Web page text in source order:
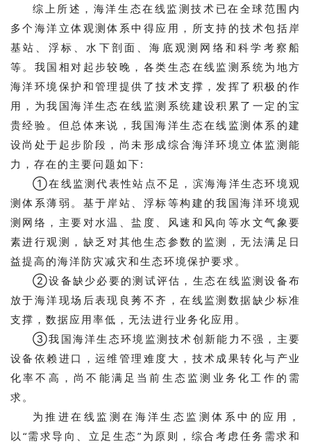
综上所述，海洋生态在线监测技术已在全球范围内
多个海洋立体观测体系中得应用，所支持的技术包括岸
基站、浮标、水下剖面、海底观测网络和科学考察船
等。我国相对起步较晚，各类生态在线监测系统为地方
海洋环境保护和管理提供了技术支撑，发挥了积极的作
用，为我国海洋生态在线监测系统建设积累了一定的宝
贵经验。但总体来说，我国海洋生态在线监测体系的建
设尚处于起步阶段，尚未形成综合海洋环境立体监测能
力，存在的主要问题如下:
①在线监测代表性站点不足，滨海海洋生态环境观
测体系薄弱。基于岸站、浮标等构建的我国海洋环境观
测网络，主要对水温、盐度、风速和风向等水文气象要
素进行观测，缺乏对其他生态参数的监测，无法满足日
益提高的海洋防灾减灾和生态环境保护要求。
②设备缺少必要的测试评估，生态在线监测设备布
放于海洋现场后表现良莠不齐，在线监测数据缺少标准
支撑，数据应用率低，无法进行业务化应用。
③我国海洋生态环境监测技术创新能力不强，主要
设备依赖进口，运维管理难度大，技术成果转化与产业
化率不高，尚不能满足当前生态监测业务化工作的需
求。
为推进在线监测在海洋生态监测体系中的应用，
以“需求导向、立足生态”为原则，综合考虑任务需求和